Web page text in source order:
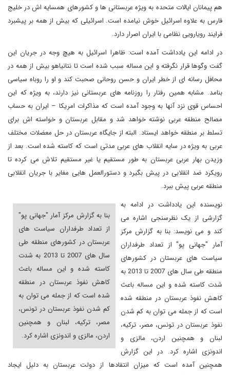
هم پیمانان ایالات متحده به ویژه عربستانی ها و کشورهای همسایه اش در خلیج
فارس به علاوه اسرائیل خوش نیامده است. اسرائیلی که بیش از همه بر پیشبرد
فرایند رویارویی نظامی با ایران اصرار دارد.
در ادامه این یادداشت آمده است: ظاهرا اسرائیل به هیچ وجه در جریان این
گفت وگوها قرار نگرفته و این مساله سبب شده است تا نتانیاهو بیش از همه در
محافل رسانه ای از خطر ایران و حسن روحانی صحبت کند و او را روباه سیاسی
بنامد. مشابه همین رفتار را روزنامه های عربستانی نیز دارند، به ویژه که این
احساس قوی نزد آنها به وجود آمده است که مذاکرات امریکا – ایران به حساب
مصالح منطقه عربی نوشته خواهد شد و مقابل عربستان و خواسته اش برای
تسلط بر منطقه خواهد ایستاد. البته از جایگاه عربستان در حل معضلات مختلف
عربی به ویژه در سایه انقلاب های عربی مدتی است که کاسته شده است. بعد از
وزیدن بهار عربی عربستان به طور مستقیم یا غیر مستقیم تلاش می کرده تا
رویکرد ضد انقلابی در پیش بگیرد و دستورالعمل هایی مغایر با جریان انقلابی
منطقه عربی پیش ببرد.
بنا به گزارش مرکز آمار "جهانی پو"
از تعداد طرفداران سیاست های
عربستان در کشورهای منطقه طی
سال های 2007 تا 2013 به شدت
کاسته شده و این مساله باعث
کاهش نفوذ عربستان در منطقه
شده است که از جمله می توان به
کم شدن نفوذ عربستان در تونس،
مصر، ترکیه، لبنان و همچنین
اردن، مالزی و اندونزی اشاره کرد.
نویسنده این یادداشت در ادامه به
گزارشی از یک نظرسنجی اشاره می
کند و می نویسد: بنا به گزارش مرکز
آمار "جهانی پو" از تعداد طرفداران
سیاست های عربستان در کشورهای
منطقه طی سال های 2007 تا 2013 به
شدت کاسته شده و این مساله باعث
کاهش نفوذ عربستان در منطقه شده
است که از جمله می توان به کم شدن
نفوذ عربستان در تونس، مصر، ترکیه،
لبنان و همچنین اردن، مالزی و
اندونزی اشاره کرد. در این گزارش
همچنین آمده است که میزان انتقادها از دولت عربستان به دلیل ایجاد